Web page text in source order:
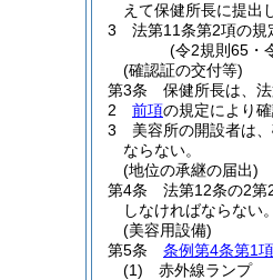
えて保健所長に提出
3
法第11条第2項の規
(令2規則65・
(確認証の交付等)
第3条
保健所長は、
2
前項の規定により
3
美容所の開設者は
ならない。
(地位の承継の届出)
第4条
法第12条の2第
しなければならない。
(美容用設備)
第5条
条例第4条第1
(1)
赤外線ランプ